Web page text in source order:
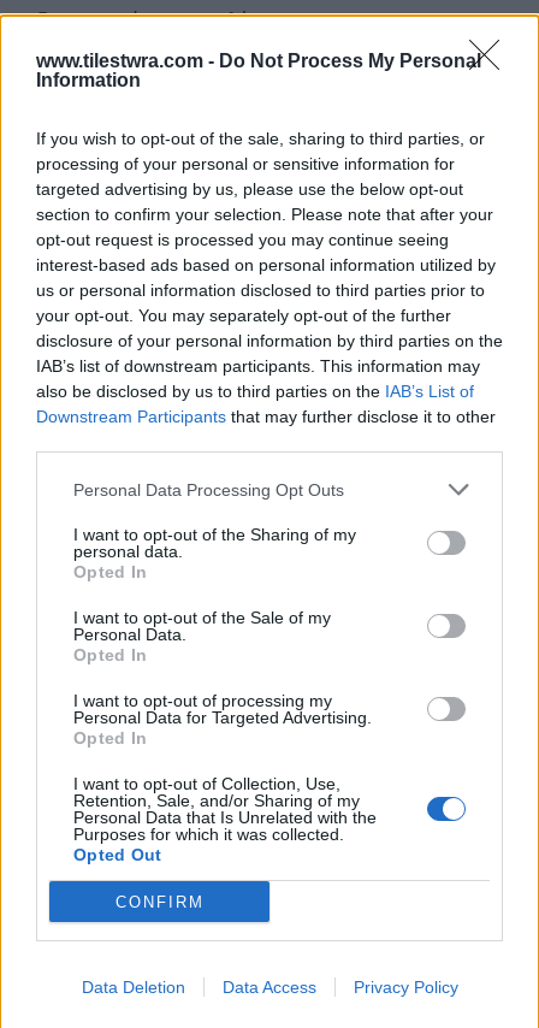
www.tilestwra.com - Do Not Process My Personal
Information
If you wish to opt-out of the sale, sharing to third parties, or
processing of your personal or sensitive information for
targeted advertising by us, please use the below opt-out
section to confirm your selection. Please note that after your
opt-out request is processed you may continue seeing
interest-based ads based on personal information utilized by
us or personal information disclosed to third parties prior to
your opt-out. You may separately opt-out of the further
disclosure of your personal information by third parties on the
IAB’s list of downstream participants. This information may
also be disclosed by us to third parties on the IAB’s List of
Downstream Participants that may further disclose it to other
Personal Data Processing Opt Outs
I want to opt-out of the Sharing of my
personal data.
Opted In
I want to opt-out of the Sale of my
Personal Data.
Opted In
I want to opt-out of processing my
Personal Data for Targeted Advertising.
Opted In
I want to opt-out of Collection, Use,
Retention, Sale, and/or Sharing of my
Personal Data that Is Unrelated with the
Purposes for which it was collected.
Opted Out
CONFIRM
Data Deletion Data Access Privacy Policy
αξιωματικής αντιπολίτευσης».
Τέλος ο κ. Μητσοτάκης έθεσε ακόμη ένα
πολλά εν μέσω πανδημίας, εισβολής στον Έβρο
και οξείας οικονομικής κρίσης φανταστείτε τι
θα πετύχουμε σε μία 8ετία».
Με πληροφορίες από ΑΠΕ-ΜΠΕ